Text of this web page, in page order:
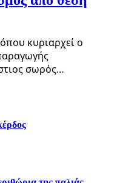
κυριαρχεί ο
σωρός…